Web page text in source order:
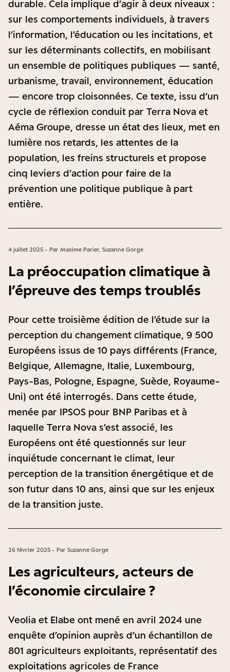
durable. Cela implique d’agir à deux niveaux :
sur les comportements individuels, à travers
l’information, l’éducation ou les incitations, et
sur les déterminants collectifs, en mobilisant
un ensemble de politiques publiques — santé,
urbanisme, travail, environnement, éducation
— encore trop cloisonnées. Ce texte, issu d’un
cycle de réflexion conduit par Terra Nova et
Aéma Groupe, dresse un état des lieux, met en
lumière nos retards, les attentes de la
population, les freins structurels et propose
cinq leviers d’action pour faire de la
prévention une politique publique à part
entière.
4 juillet 2025 - Par Maxime Parier, Suzanne Gorge
La préoccupation climatique à
l’épreuve des temps troublés
Pour cette troisième édition de l’étude sur la
perception du changement climatique, 9 500
Européens issus de 10 pays différents (France,
Belgique, Allemagne, Italie, Luxembourg,
Pays-Bas, Pologne, Espagne, Suède, Royaume-
Uni) ont été interrogés. Dans cette étude,
menée par IPSOS pour BNP Paribas et à
laquelle Terra Nova s’est associé, les
Européens ont été questionnés sur leur
inquiétude concernant le climat, leur
perception de la transition énergétique et de
son futur dans 10 ans, ainsi que sur les enjeux
de la transition juste.
26 février 2025 - Par Suzanne Gorge
Les agriculteurs, acteurs de
l’économie circulaire ?
Veolia et Elabe ont mené en avril 2024 une
enquête d’opinion auprès d’un échantillon de
801 agriculteurs exploitants, représentatif des
exploitations agricoles de France